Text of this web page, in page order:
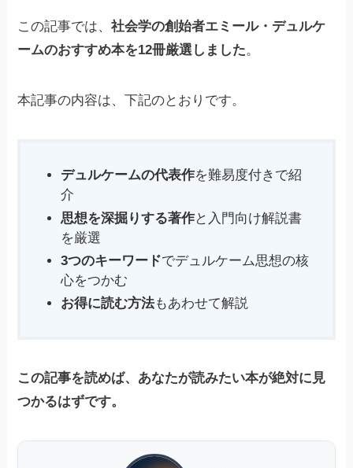
この記事では、社会学の創始者エミール・デュルケ
ームのおすすめ本を12冊厳選しました。
本記事の内容は、下記のとおりです。
デュルケームの代表作を難易度付きで紹
介
思想を深掘りする著作と入門向け解説書
を厳選
3つのキーワードでデュルケーム思想の核
心をつかむ
お得に読む方法もあわせて解説
この記事を読めば、あなたが読みたい本が絶対に見
つかるはずです。